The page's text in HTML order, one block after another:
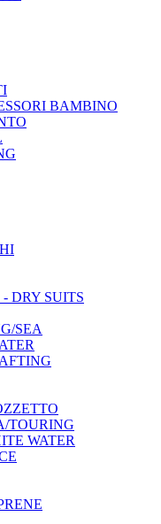
BAMBINO
DRY SUITS
SEA
TOURING
WATER